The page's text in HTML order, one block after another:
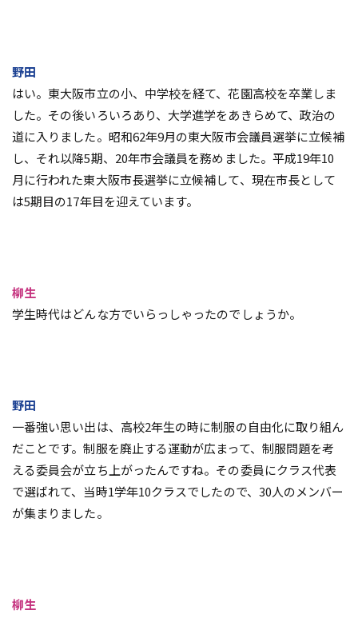
野田
はい。東大阪市立の小、中学校を経て、花園高校を卒業しま
した。その後いろいろあり、大学進学をあきらめて、政治の
道に入りました。昭和62年9月の東大阪市会議員選挙に立候補
し、それ以降5期、20年市会議員を務めました。平成19年10
月に行われた東大阪市長選挙に立候補して、現在市長として
は5期目の17年目を迎えています。
柳生
学生時代はどんな方でいらっしゃったのでしょうか。
野田
一番強い思い出は、高校2年生の時に制服の自由化に取り組ん
だことです。制服を廃止する運動が広まって、制服問題を考
える委員会が立ち上がったんですね。その委員にクラス代表
で選ばれて、当時1学年10クラスでしたので、30人のメンバー
が集まりました。
柳生